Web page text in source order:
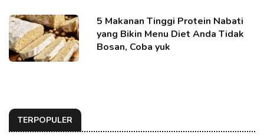
5 Makanan Tinggi Protein Nabati
yang Bikin Menu Diet Anda Tidak
Bosan, Coba yuk
TERPOPULER